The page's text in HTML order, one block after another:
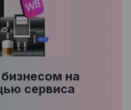
на
сервиса